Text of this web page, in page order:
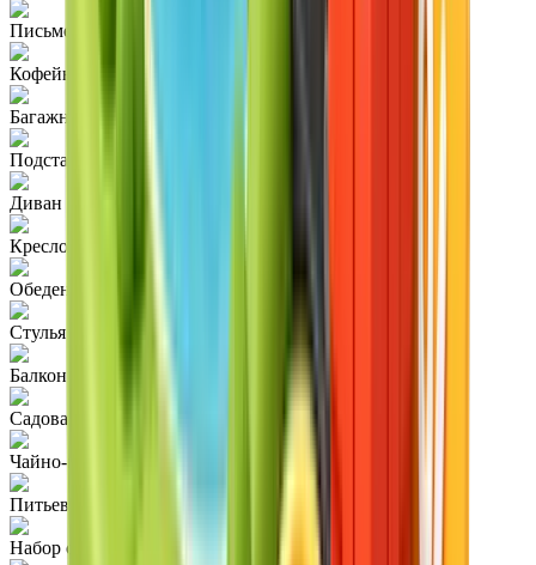
Письменный стол
Кофейный столик
Багажная полка
Подставка под телевизор с местом для хранения
Диван
Кресло
Обеденный стол
Стулья
Балкон
Садовая мебель
Чайно-кофейный сервиз
Питьевая вода
Набор столовых приборов